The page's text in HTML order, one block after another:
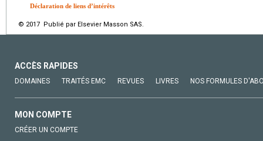
Déclaration de liens d’intérêts
© 2017 Publié par Elsevier Masson SAS.
ACCÈS RAPIDES
DOMAINES TRAITÉS EMC REVUES LIVRES NOS FORMULES
MON COMPTE
CRÉER UN COMPTE